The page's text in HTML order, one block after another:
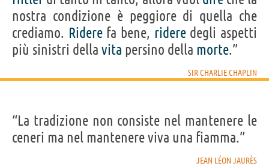
nostra condizione è peggiore di quella che
crediamo. Riderefa bene, rideredegli aspetti
più sinistri della vita persino della morte.”
SIR CHARLIE CHAPLIN
“La tradizione non consiste nel mantenere le
ceneri ma nel mantenere viva una fiamma.”
JEAN LÉON JAURÈS